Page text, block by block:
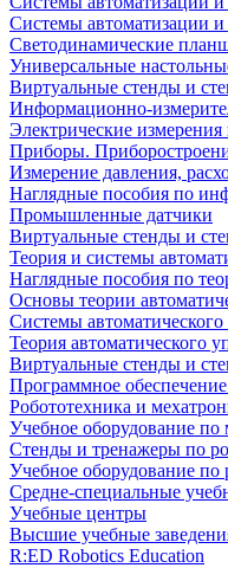
Системы автоматизации
Светодинамические
Универсальные
Виртуальные стенды и
Информационно-
Электрические
Приборы.
Измерение давления,
Наглядные пособия по
Промышленные датчики
Виртуальные стенды и
Теория и системы
Наглядные пособия по
Основы теории
Системы
Теория автоматического
Виртуальные стенды и
Программное
Робототехника и
Учебное оборудование по
Стенды и тренажеры по
Учебное оборудование по
Средне-специальные
Учебные центры
Высшие учебные
R:ED Robotics Education